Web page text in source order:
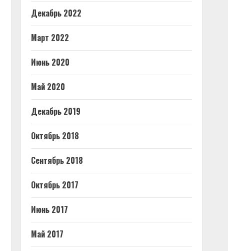
Декабрь 2022
Март 2022
Июнь 2020
Май 2020
Декабрь 2019
Октябрь 2018
Сентябрь 2018
Октябрь 2017
Июнь 2017
Май 2017